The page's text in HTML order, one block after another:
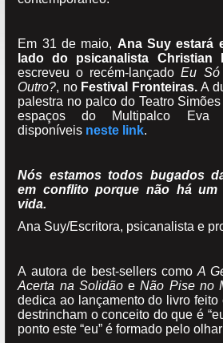
Em 31 de maio, Ana Suy estará
lado do psicanalista Christian
escreveu o recém-lançadoEu Só
Outro?, no Festival Fronteiras.A
palestra no palco do Teatro
espaços do Multipalco Eva
disponíveis neste link.
Nós estamos todos bugados
em conflito porque não há um
vida.
Ana Suy/Escritora, psicanalista e
A autora de best-sellers como A
Acerta na SolidãoeNão Pise no
dedica ao lançamento do livro feito
destrincham o conceito do que é
ponto este “eu” é formado pelo